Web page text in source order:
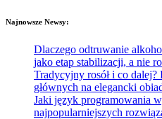
Najnowsze Newsy:
Dlaczego odtruwanie
jako etap stabilizacji, a nie
Tradycyjny rosół i co
głównych na elegancki
Jaki język programowania
najpopularniejszych